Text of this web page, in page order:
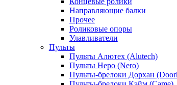
Направляющие балки
Прочее
Роликовые опоры
Улавливатели
Пульты
Пульты Алютех (Alutech)
Пульты Неро (Nero)
Пульты-брелоки Дорхан